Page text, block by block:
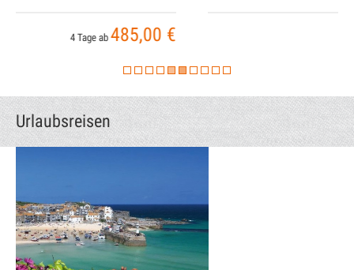
Urlaubsreisen